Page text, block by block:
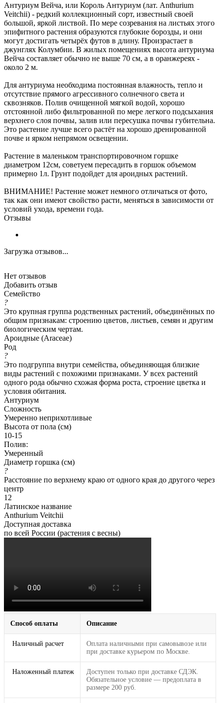
Антуриум Вейча, или Король Антуриум (лат. Anthurium
Veitchii) - редкий коллекционный сорт, известный своей
большой, яркой листвой. По мере созревания на листьях этого
эпифитного растения образуются глубокие борозды, и они
могут достигать четырёх футов в длину. Произрастает в
джунглях Колумбии. В жилых помещениях высота антуриума
Вейча составляет обычно не выше 70 см, а в оранжереях -
около 2 м.
Для антуриума необходима постоянная влажность, тепло и
отсутствие прямого агрессивного солнечного света и
сквозняков. Полив очищенной мягкой водой, хорошо
отстоянной либо фильтрованной по мере легкого подсыхания
верхнего слоя почвы, залив или пересушка почвы губительна.
Это растение лучше всего растёт на хорошо дренированной
почве и ярком непрямом освещении.
Растение в маленьком транспортировочном горшке
диаметром 12см, советуем пересадить в горшок объемом
примерно 1л. Грунт подойдет для ароидных растений.
ВНИМАНИЕ! Растение может немного отличаться от фото,
так как они имеют свойство расти, меняться в зависимости от
условий ухода, времени года.
Отзывы
Загрузка отзывов...
Нет отзывов
Добавить отзыв
Семейство
?
Это крупная группа родственных растений, объединённых по
общим признакам: строению цветов, листьев, семян и другим
биологическим чертам.
Ароидные (Araceae)
Род
?
Это подгруппа внутри семейства, объединяющая близкие
виды растений с похожими признаками. У всех растений
одного рода обычно схожая форма роста, строение цветка и
условия обитания.
Антуриум
Сложность
Умеренно неприхотливые
Высота от пола (см)
10-15
Полив:
Умеренный
Диаметр горшка (см)
?
Расстояние по верхнему краю от одного края до другого через
центр
12
Латинское название
Anthurium Veitchii
Доступная доставка
по всей России (растения с весны)
Способ оплаты Описание
Наличный расчет
Оплата наличными при самовывозе или
при доставке курьером по Москве.
Наложенный платеж
Доступен только при доставке СДЭК.
Обязательное условие — предоплата в
размере 200 руб.